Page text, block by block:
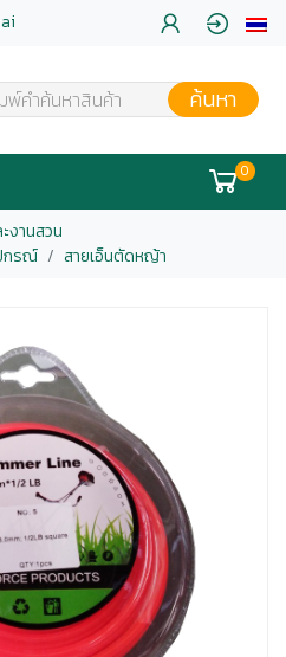
พ์คำค้นหาสินค้า ค้นหา
0
งานสวน
กรณ์
สายเอ็นตัดหญ้า